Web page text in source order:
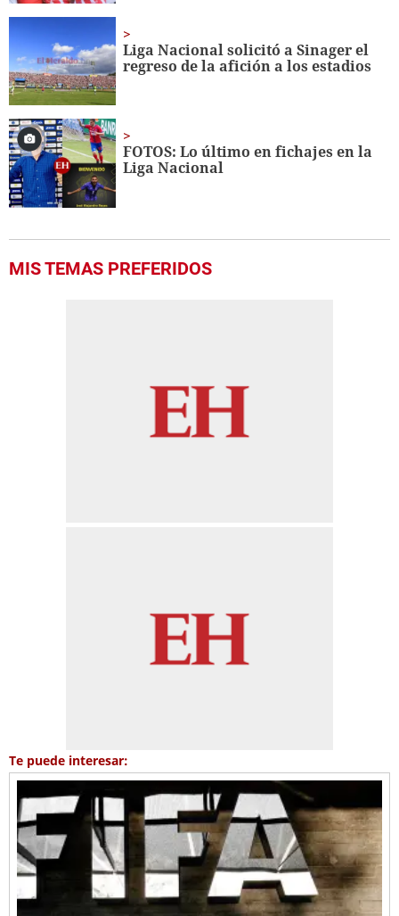
Liga Nacional solicitó a Sinager el
regreso de la afición a los estadios
FOTOS: Lo último en fichajes en la
Liga Nacional
MIS TEMAS PREFERIDOS
Te puede interesar: